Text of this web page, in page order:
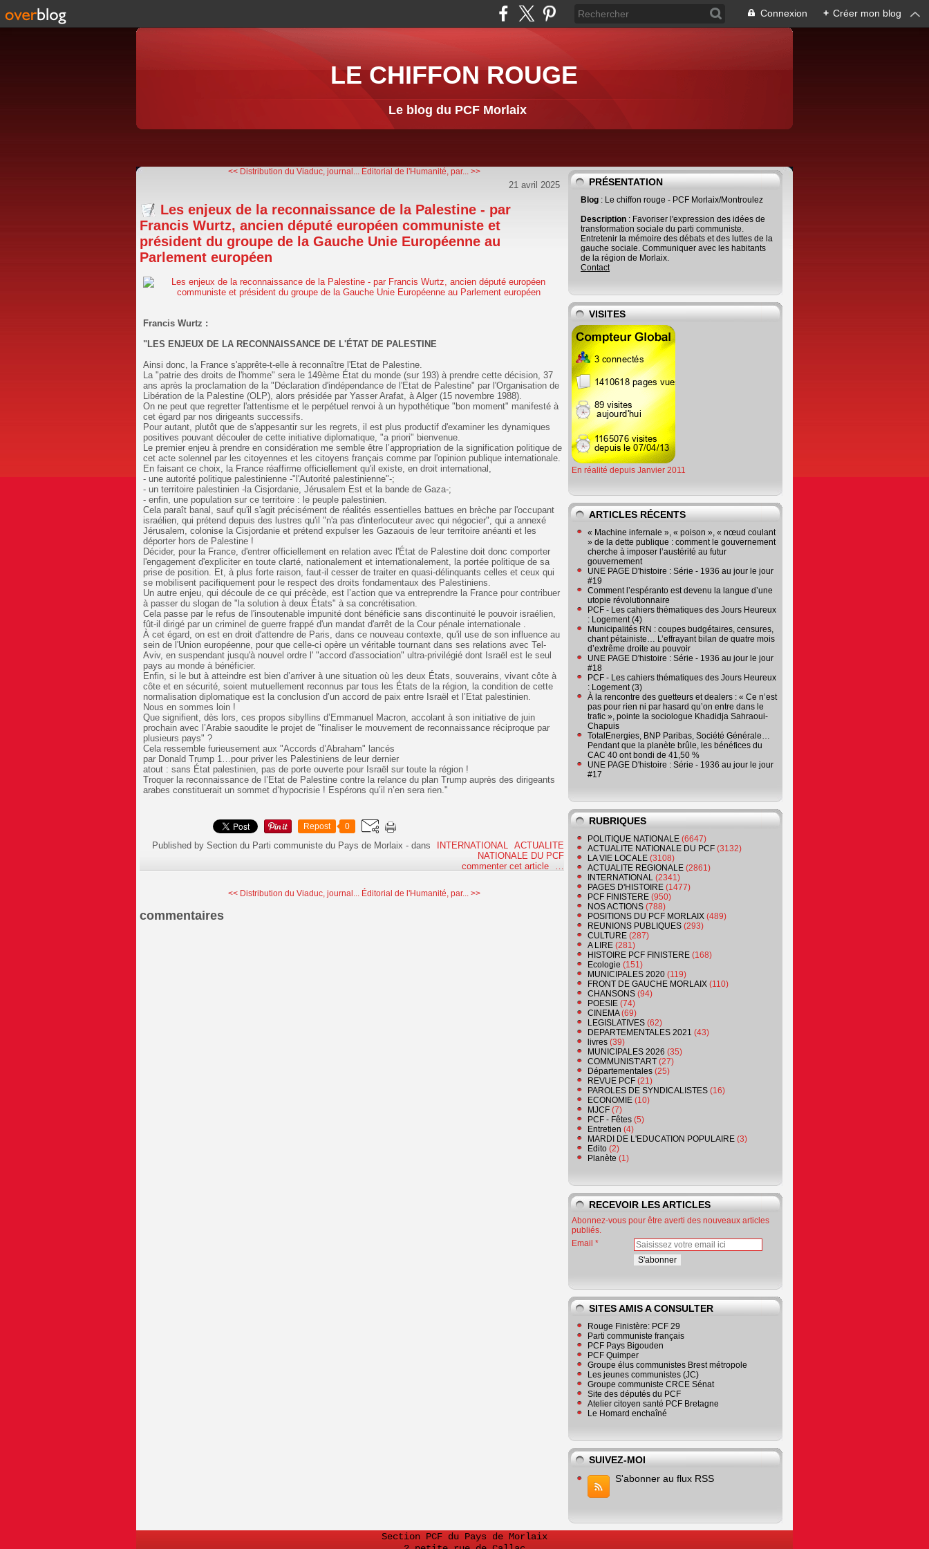
Connexion + Créer mon blog
LE CHIFFON ROUGE
Le blog du PCF Morlaix
<< Distribution du Viaduc, journal... Éditorial de l'Humanité, par... >>
21 avril 2025
Les enjeux de la reconnaissance de la Palestine - par
Francis Wurtz, ancien député européen communiste et
président du groupe de la Gauche Unie Européenne au
Parlement européen
Francis Wurtz :
"LES ENJEUX DE LA RECONNAISSANCE DE L'ÉTAT DE PALESTINE
Ainsi donc, la France s'apprête-t-elle à reconnaître l'Etat de Palestine.
La "patrie des droits de l'homme" sera le 149ème État du monde (sur 193) à prendre cette décision, 37
ans après la proclamation de la "Déclaration d'indépendance de l'Etat de Palestine" par l'Organisation de
Libération de la Palestine (OLP), alors présidée par Yasser Arafat, à Alger (15 novembre 1988).
On ne peut que regretter l'attentisme et le perpétuel renvoi à un hypothétique "bon moment" manifesté à
cet égard par nos dirigeants successifs.
Pour autant, plutôt que de s'appesantir sur les regrets, il est plus productif d'examiner les dynamiques
positives pouvant découler de cette initiative diplomatique, "a priori" bienvenue.
️Le premier enjeu à prendre en considération me semble être l’appropriation de la signification politique de
cet acte solennel par les citoyennes et les citoyens français comme par l'opinion publique internationale.
En faisant ce choix, la France réaffirme officiellement qu'il existe, en droit international,
- une autorité politique palestinienne -"l'Autorité palestinienne"-;
- un territoire palestinien -la Cisjordanie, Jérusalem Est et la bande de Gaza-;
- enfin, une population sur ce territoire : le peuple palestinien.
Cela paraît banal, sauf qu'il s'agit précisément de réalités essentielles battues en brèche par l'occupant
israélien, qui prétend depuis des lustres qu'il "n'a pas d'interlocuteur avec qui négocier", qui a annexé
Jérusalem, colonise la Cisjordanie et prétend expulser les Gazaouis de leur territoire anéanti et les
déporter hors de Palestine !
Décider, pour la France, d'entrer officiellement en relation avec l'État de Palestine doit donc comporter
l'engagement d'expliciter en toute clarté, nationalement et internationalement, la portée politique de sa
prise de position. Et, à plus forte raison, faut-il cesser de traiter en quasi-délinquants celles et ceux qui
se mobilisent pacifiquement pour le respect des droits fondamentaux des Palestiniens.
️Un autre enjeu, qui découle de ce qui précède, est l’action que va entreprendre la France pour contribuer
à passer du slogan de "la solution à deux États" à sa concrétisation.
Cela passe par le refus de l'insoutenable impunité dont bénéficie sans discontinuité le pouvoir israélien,
fût-il dirigé par un criminel de guerre frappé d'un mandat d'arrêt de la Cour pénale internationale .
À cet égard, on est en droit d'attendre de Paris, dans ce nouveau contexte, qu'il use de son influence au
sein de l'Union européenne, pour que celle-ci opère un véritable tournant dans ses relations avec Tel-
Aviv, en suspendant jusqu'à nouvel ordre l' "accord d'association" ultra-privilégié dont Israël est le seul
pays au monde à bénéficier.
️Enfin, si le but à atteindre est bien d’arriver à une situation où les deux États, souverains, vivant côte à
côte et en sécurité, soient mutuellement reconnus par tous les États de la région, la condition de cette
normalisation diplomatique est la conclusion d’un accord de paix entre Israël et l’Etat palestinien.
Nous en sommes loin !
Que signifient, dès lors, ces propos sibyllins d’Emmanuel Macron, accolant à son initiative de juin
prochain avec l’Arabie saoudite le projet de "finaliser le mouvement de reconnaissance réciproque par
plusieurs pays" ?
Cela ressemble furieusement aux "Accords d’Abraham" lancés
par Donald Trump 1…pour priver les Palestiniens de leur dernier
atout : sans État palestinien, pas de porte ouverte pour Israël sur toute la région !
Troquer la reconnaissance de l’Etat de Palestine contre la relance du plan Trump auprès des dirigeants
arabes constituerait un sommet d’hypocrisie ! Espérons qu’il n’en sera rien."
Repost 0
Published by Section du Parti communiste du Pays de Morlaix -dans INTERNATIONAL
ACTUALITE
NATIONALE DU PCF
commenter cet article
…
<< Distribution du Viaduc, journal... Éditorial de l'Humanité, par... >>
commentaires
PRÉSENTATION
Blog : Le chiffon rouge - PCF Morlaix/Montroulez
Description : Favoriser l'expression des idées de
transformation sociale du parti communiste.
Entretenir la mémoire des débats et des luttes de la
gauche sociale. Communiquer avec les habitants
de la région de Morlaix.
Contact
VISITES
En réalité depuis Janvier 2011
ARTICLES RÉCENTS
« Machine infernale », « poison », « nœud coulant
» de la dette publique : comment le gouvernement
cherche à imposer l’austérité au futur
gouvernement
UNE PAGE D'histoire : Série - 1936 au jour le jour
#19
Comment l’espéranto est devenu la langue d’une
utopie révolutionnaire
PCF - Les cahiers thématiques des Jours Heureux
: Logement (4)
Municipalités RN : coupes budgétaires, censures,
chant pétainiste… L’effrayant bilan de quatre mois
d’extrême droite au pouvoir
UNE PAGE D'histoire : Série - 1936 au jour le jour
#18
PCF - Les cahiers thématiques des Jours Heureux
: Logement (3)
À la rencontre des guetteurs et dealers : « Ce n’est
pas pour rien ni par hasard qu’on entre dans le
trafic », pointe la sociologue Khadidja Sahraoui-
Chapuis
TotalEnergies, BNP Paribas, Société Générale…
Pendant que la planète brûle, les bénéfices du
CAC 40 ont bondi de 41,50 %
UNE PAGE D'histoire : Série - 1936 au jour le jour
#17
RUBRIQUES
POLITIQUE NATIONALE (6647)
ACTUALITE NATIONALE DU PCF (3132)
LA VIE LOCALE (3108)
ACTUALITE REGIONALE (2861)
INTERNATIONAL (2341)
PAGES D'HISTOIRE (1477)
PCF FINISTERE (950)
NOS ACTIONS (788)
POSITIONS DU PCF MORLAIX (489)
REUNIONS PUBLIQUES (293)
CULTURE (287)
A LIRE (281)
HISTOIRE PCF FINISTERE (168)
Ecologie (151)
MUNICIPALES 2020 (119)
FRONT DE GAUCHE MORLAIX (110)
CHANSONS (94)
POESIE (74)
CINEMA(69)
LEGISLATIVES (62)
DEPARTEMENTALES 2021 (43)
livres (39)
MUNICIPALES 2026 (35)
COMMUNIST'ART (27)
Départementales (25)
REVUE PCF (21)
PAROLES DE SYNDICALISTES (16)
ECONOMIE (10)
MJCF (7)
PCF - Fêtes (5)
Entretien (4)
MARDI DE L'EDUCATION POPULAIRE (3)
Edito (2)
Planète (1)
RECEVOIR LES ARTICLES
Abonnez-vous pour être averti des nouveaux articles
publiés.
Email
SITES AMIS A CONSULTER
Rouge Finistère: PCF 29
Parti communiste français
PCF Pays Bigouden
PCF Quimper
Groupe élus communistes Brest métropole
Les jeunes communistes (JC)
Groupe communiste CRCE Sénat
Site des députés du PCF
Atelier citoyen santé PCF Bretagne
Le Homard enchaîné
SUIVEZ-MOI
S'abonner au flux RSS
Section PCF du Pays de Morlaix